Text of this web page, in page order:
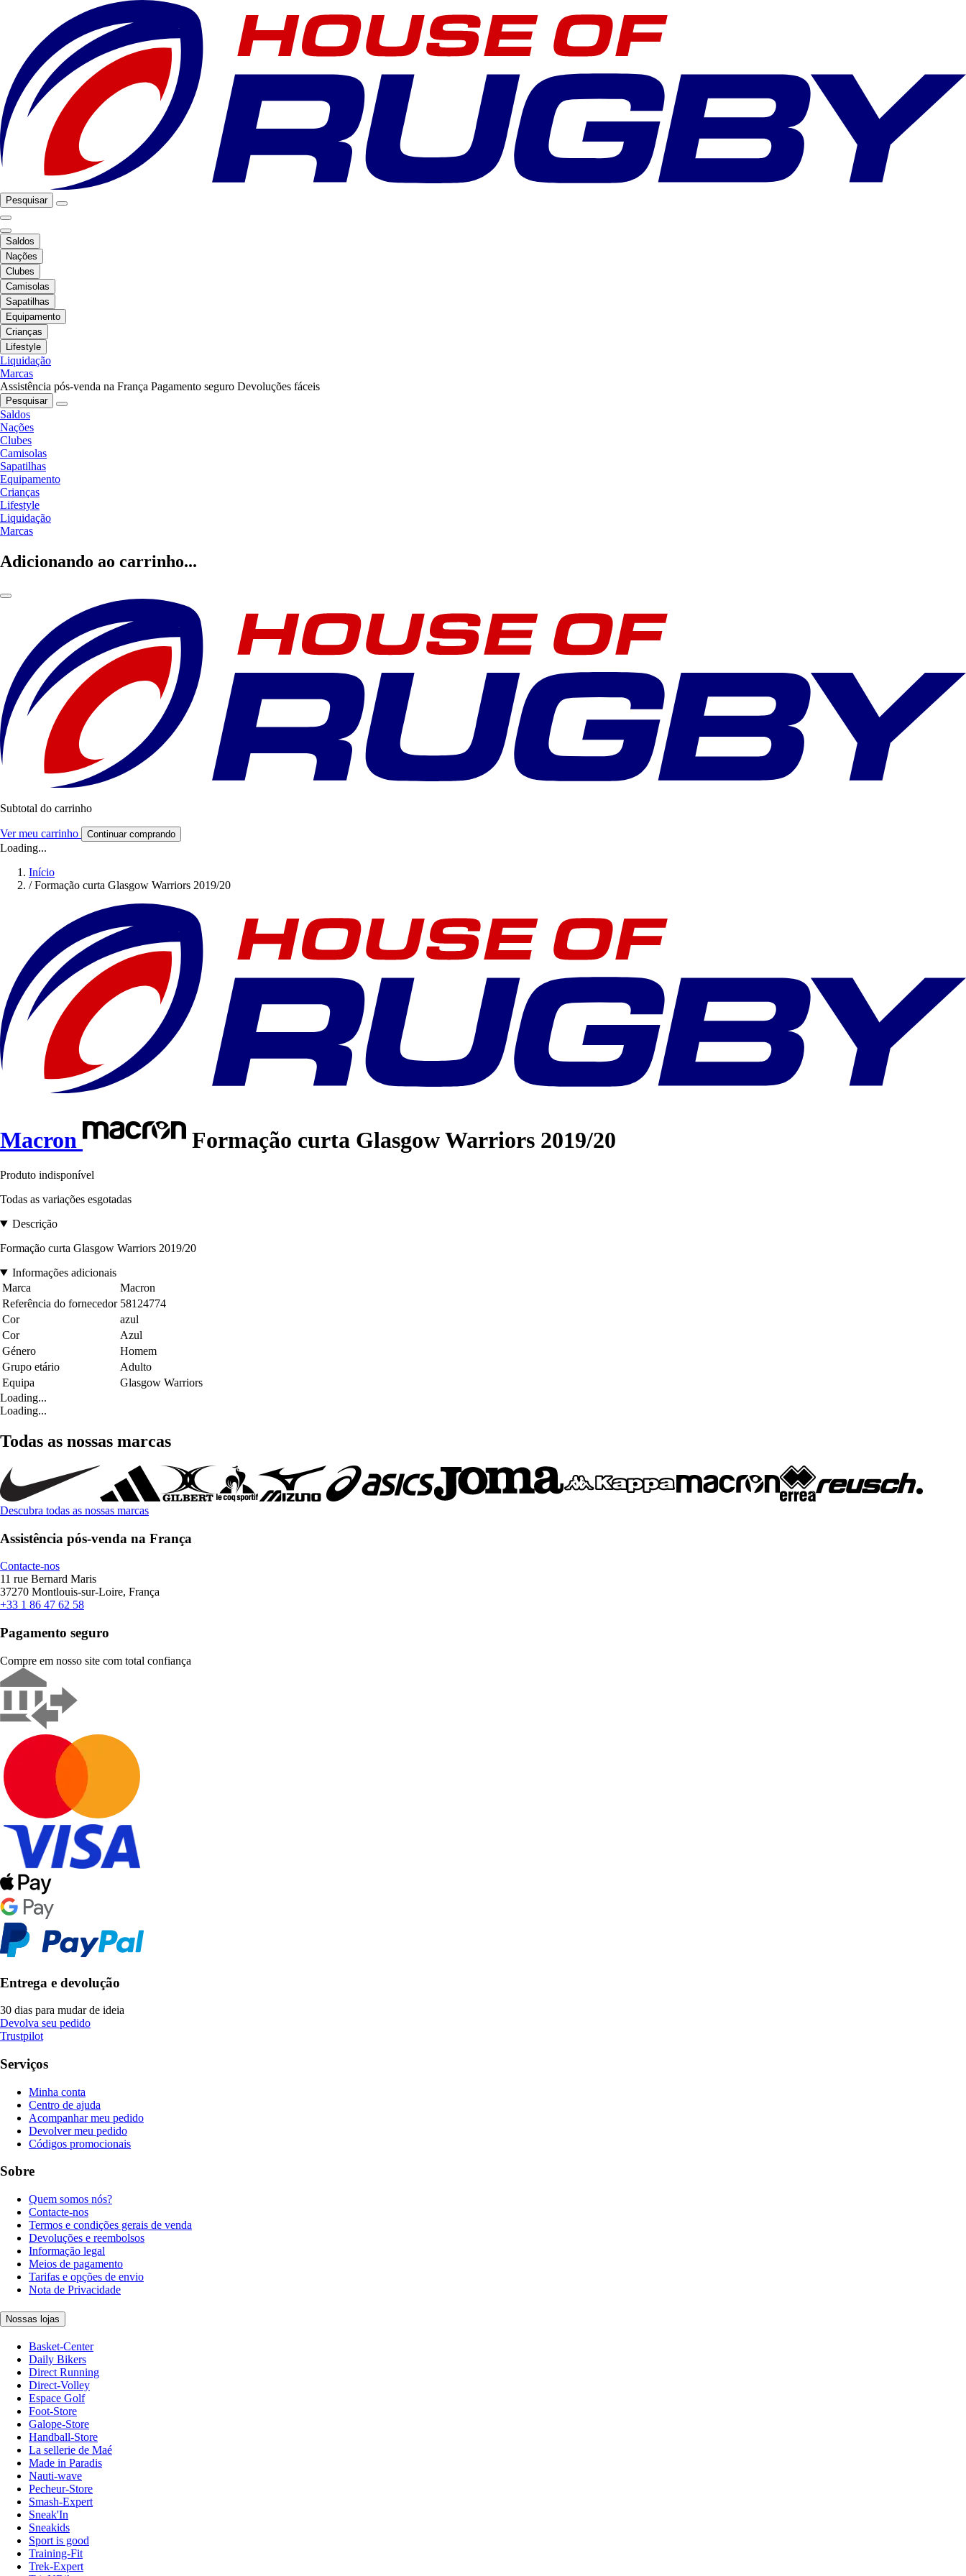
Pesquisar
Saldos
Nações
Clubes
Camisolas
Sapatilhas
Equipamento
Crianças
Lifestyle
Liquidação
Marcas
Assistência pós-venda na França Pagamento seguro Devoluções fáceis
Pesquisar
Saldos
Nações
Clubes
Camisolas
Sapatilhas
Equipamento
Crianças
Lifestyle
Liquidação
Marcas
Adicionando ao carrinho...
Subtotal do carrinho
Ver meu carrinho Continuar comprando
Loading...
Início
/ Formação curta Glasgow Warriors 2019/20
Macron Formação curta Glasgow Warriors 2019/20
Produto indisponível
Todas as variações esgotadas
Descrição
Formação curta Glasgow Warriors 2019/20
Informações adicionais
Marca
Macron
Referência do fornecedor 58124774
Cor
azul
Cor
Azul
Género
Homem
Grupo etário
Adulto
Equipa
Glasgow Warriors
Loading...
Loading...
Todas as nossas marcas
Descubra todas as nossas marcas
Assistência pós-venda na França
Contacte-nos
11 rue Bernard Maris
37270 Montlouis-sur-Loire, França
+33 1 86 47 62 58
Pagamento seguro
Compre em nosso site com total confiança
Entrega e devolução
30 dias para mudar de ideia
Devolva seu pedido
Trustpilot
Serviços
Minha conta
Centro de ajuda
Acompanhar meu pedido
Devolver meu pedido
Códigos promocionais
Sobre
Quem somos nós?
Contacte-nos
Termos e condições gerais de venda
Devoluções e reembolsos
Informação legal
Meios de pagamento
Tarifas e opções de envio
Nota de Privacidade
Nossas lojas
Basket-Center
Daily Bikers
Direct Running
Direct-Volley
Espace Golf
Foot-Store
Galope-Store
Handball-Store
La sellerie de Maé
Made in Paradis
Nauti-wave
Pecheur-Store
Smash-Expert
Sneak'In
Sneakids
Sport is good
Training-Fit
Trek-Expert